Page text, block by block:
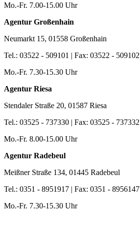
Mo.-Fr. 7.00-15.00 Uhr
Agentur Großenhain
Neumarkt 15, 01558 Großenhain
Tel.: 03522 - 509101 | Fax: 03522 - 509102
Mo.-Fr. 7.30-15.30 Uhr
Agentur Riesa
Stendaler Straße 20, 01587 Riesa
Tel.: 03525 - 737330 | Fax: 03525 - 737332
Mo.-Fr. 8.00-15.00 Uhr
Agentur Radebeul
Meißner Straße 134, 01445 Radebeul
Tel.: 0351 - 8951917 | Fax: 0351 - 8956147
Mo.-Fr. 7.30-15.30 Uhr